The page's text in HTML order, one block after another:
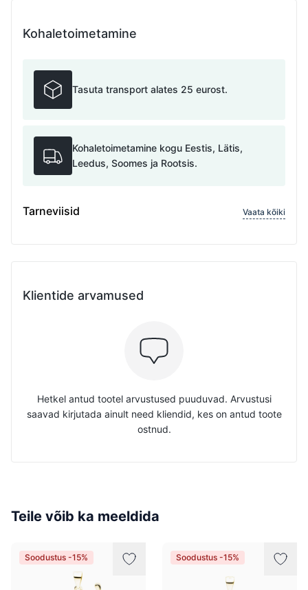
Kohaletoimetamine
Tasuta transport alates 25 eurost.
Kohaletoimetamine kogu Eestis, Lätis,
Leedus, Soomes ja Rootsis.
Tarneviisid Vaata kõiki
Klientide arvamused
Hetkel antud tootel arvustused puuduvad. Arvustusi
saavad kirjutada ainult need kliendid, kes on antud toote
ostnud.
Teile võib ka meeldida
Soodustus -15% Soodustus -15%